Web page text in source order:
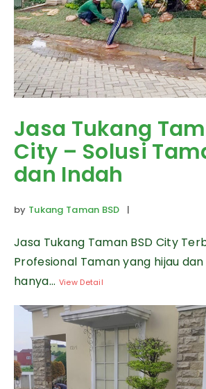
Jasa Tukang
City – Solusi
dan Indah
by Tukang Taman BSD |
Jasa Tukang Taman BSD City
Profesional Taman yang hijau
hanya... View Detail